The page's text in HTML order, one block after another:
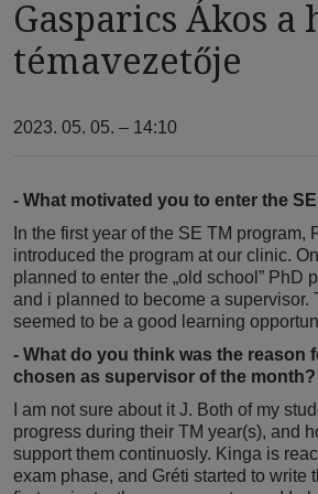
Gasparics Ákos a
témavezetője
2023. 05. 05. – 14:10
- What motivated you to enter the
In the first year of the SE TM program,
introduced the program at our clinic.
planned to enter the „old school” PhD
and i planned to become a supervisor.
seemed to be a good learning
- What do you think was the reason
chosen as supervisor of the month?
I am not sure about it J. Both of my
progress during their TM year(s), and
support them continuosly. Kinga is
exam phase, and Gréti started to write